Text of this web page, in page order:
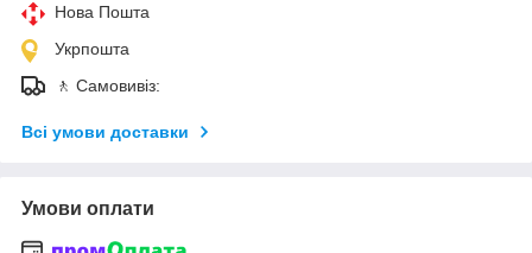
Нова Пошта
Укрпошта
🚶 Самовивіз:
Всі умови доставки
Умови оплати